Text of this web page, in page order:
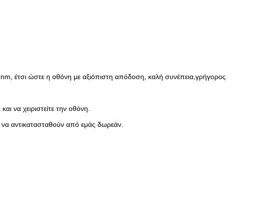
έτσι ώστε η οθόνη με αξιόπιστη απόδοση, καλή συνέπεια,γρήγορος
να χειριστείτε την οθόνη.
αντικατασταθούν από εμάς δωρεάν.